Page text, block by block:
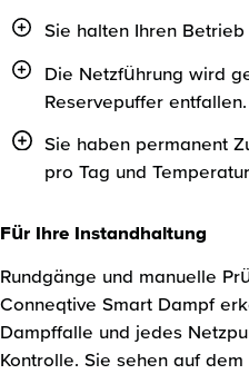
Sie halten Ihren
Die Netzführung wird
Reservepuffer entfallen.
Sie haben permanent
pro Tag und
Für Ihre Instandhaltung
Rundgänge und manuelle
Conneqtive Smart Dampf
Dampffalle und jedes
Kontrolle. Sie sehen auf